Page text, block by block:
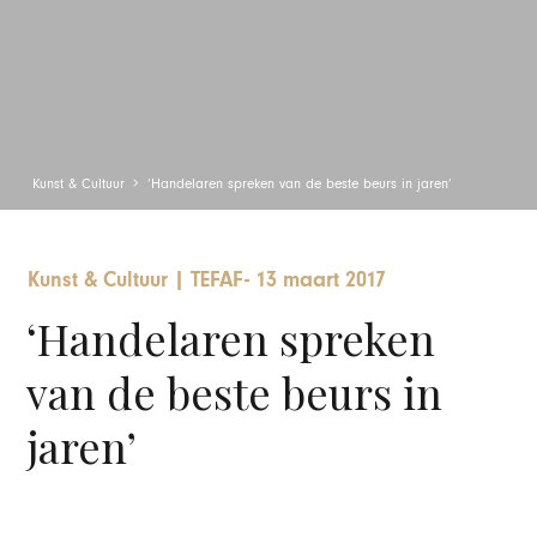
Kunst & Cultuur ‘Handelaren spreken van de beste beurs in jaren’
Kunst & Cultuur TEFAF- 13 maart 2017
‘Handelaren spreken
van de beste beurs in
jaren’